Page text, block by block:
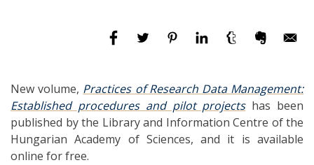
New volume, Practices of Research Data Management:
Established procedures and pilot projectshas been
published by the Library and Information Centre of the
Hungarian Academy of Sciences, and it is available
online for free.